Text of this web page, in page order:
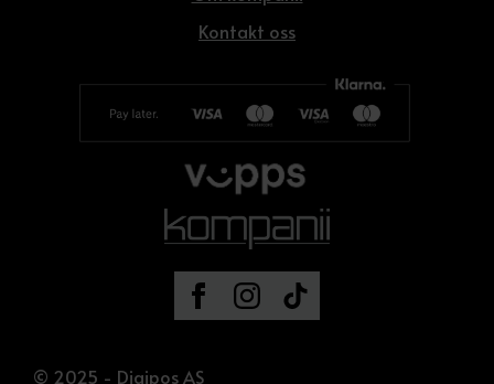
Kontakt oss
© 2025 - Digipos AS